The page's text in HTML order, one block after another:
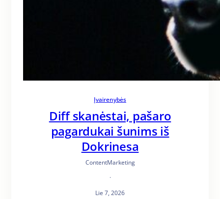
Įvairenybės
Diff skanėstai, pašaro
pagardukai šunims iš
Dokrinesa
ContentMarketing
·
Lie 7, 2026